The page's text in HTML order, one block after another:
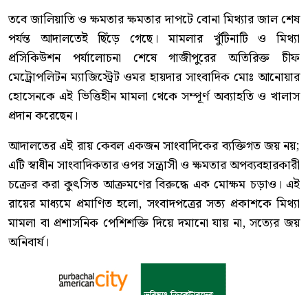
তবে জালিয়াতি ও ক্ষমতার ক্ষমতার দাপটে বোনা মিথ্যার জাল শেষ
পর্যন্ত আদালতেই ছিঁড়ে গেছে। মামলার খুঁটিনাটি ও মিথ্যা
প্রসিকিউশন পর্যালোচনা শেষে গাজীপুরের অতিরিক্ত চীফ
মেট্রোপলিটন ম্যাজিস্ট্রেট ওমর হায়দার সাংবাদিক মোঃ আনোয়ার
হোসেনকে এই ভিত্তিহীন মামলা থেকে সম্পূর্ণ অব্যাহতি ও খালাস
প্রদান করেছেন।
আদালতের এই রায় কেবল একজন সাংবাদিকের ব্যক্তিগত জয় নয়;
এটি স্বাধীন সাংবাদিকতার ওপর সন্ত্রাসী ও ক্ষমতার অপব্যবহারকারী
চক্রের করা কুৎসিত আক্রমণের বিরুদ্ধে এক মোক্ষম চড়াও। এই
রায়ের মাধ্যমে প্রমাণিত হলো, সংবাদপত্রের সত্য প্রকাশকে মিথ্যা
মামলা বা প্রশাসনিক পেশিশক্তি দিয়ে দমানো যায় না, সত্যের জয়
অনিবার্য।